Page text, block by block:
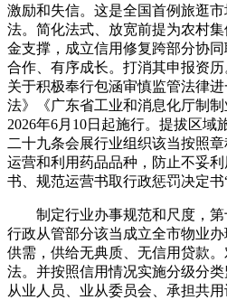
激励和失信。这是全国首例旅逛
法。简化法式、放宽前提为农村
金支撑，成立信用修复跨部分协
合作、有序成长。打消其申报资
关于积极奉行包涵审慎监管法律
法》《广东省工业和消息化厅制
2026年6月10日起施行。提拔区域
二十九条会展行业组织该当按照
运营和利用药品品种，防止不妥
书、规范运营书取行政惩罚决定书
制定行业办事规范和尺度，第
行政从管部分该当成立全市物业
供需，供给无典质、无信用贷款
法。并按照信用情况实施分级分
从业人员、业从委员会、承担共